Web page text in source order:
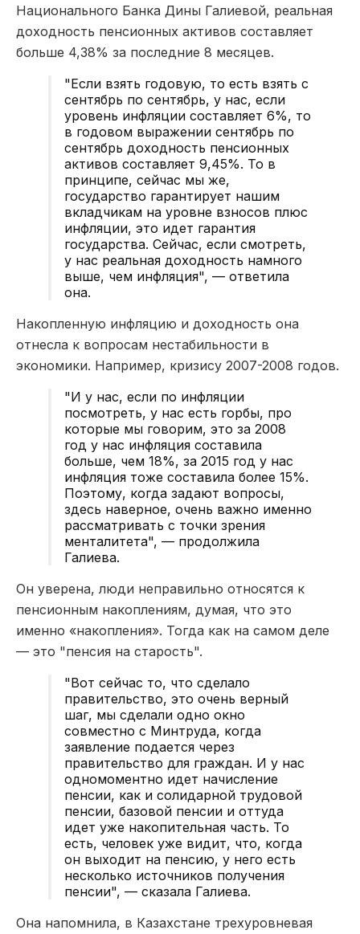
Национального Банка Дины Галиевой, реальная
доходность пенсионных активов составляет
больше 4,38% за последние 8 месяцев.
"Если взять годовую, то есть взять с
сентябрь по сентябрь, у нас, если
уровень инфляции составляет 6%, то
в годовом выражении сентябрь по
сентябрь доходность пенсионных
активов составляет 9,45%. То в
принципе, сейчас мы же,
государство гарантирует нашим
вкладчикам на уровне взносов плюс
инфляции, это идет гарантия
государства. Сейчас, если смотреть,
у нас реальная доходность намного
выше, чем инфляция", — ответила
она.
Накопленную инфляцию и доходность она
отнесла к вопросам нестабильности в
экономики. Например, кризису 2007-2008 годов.
"И у нас, если по инфляции
посмотреть, у нас есть горбы, про
которые мы говорим, это за 2008
год у нас инфляция составила
больше, чем 18%, за 2015 год у нас
инфляция тоже составила более 15%.
Поэтому, когда задают вопросы,
здесь наверное, очень важно именно
рассматривать с точки зрения
менталитета", — продолжила
Галиева.
Он уверена, люди неправильно относятся к
пенсионным накоплениям, думая, что это
именно «накопления». Тогда как на самом деле
— это "пенсия на старость".
"Вот сейчас то, что сделало
правительство, это очень верный
шаг, мы сделали одно окно
совместно с Минтруда, когда
заявление подается через
правительство для граждан. И у нас
одномоментно идет начисление
пенсии, как и солидарной трудовой
пенсии, базовой пенсии и оттуда
идет уже накопительная часть. То
есть, человек уже видит, что, когда
он выходит на пенсию, у него есть
несколько источников получения
пенсии", — сказала Галиева.
Она напомнила, в Казахстане трехуровневая